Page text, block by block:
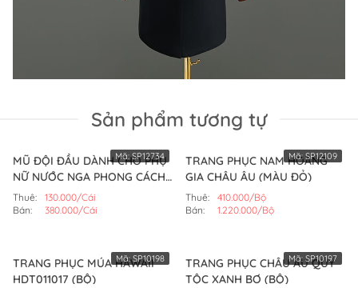
Sản phẩm tương tự
MŨ ĐỘI ĐẦU DÀNH CHO PHỤ
NỮ NƯỚC NGA PHONG CÁCH
LOLITA (CÁI)
Thuê:
130.000/Cái
Bán:
380.000/Cái
Mã:SP12734
TRANG PHỤC NAM HOÀNG
GIA CHÂU ÂU (MÀU ĐỎ)
Thuê:
410.000/Bộ
Bán:
1.220.000/Bộ
Mã: SP12109
TRANG PHỤC MÚA HAWAII
HDT011017 (BỘ)
Mã:SP10198
TRANG PHỤC CHÂU ÂU QUÝ
TỘC XANH BƠ (BỘ)
Mã: SP10197